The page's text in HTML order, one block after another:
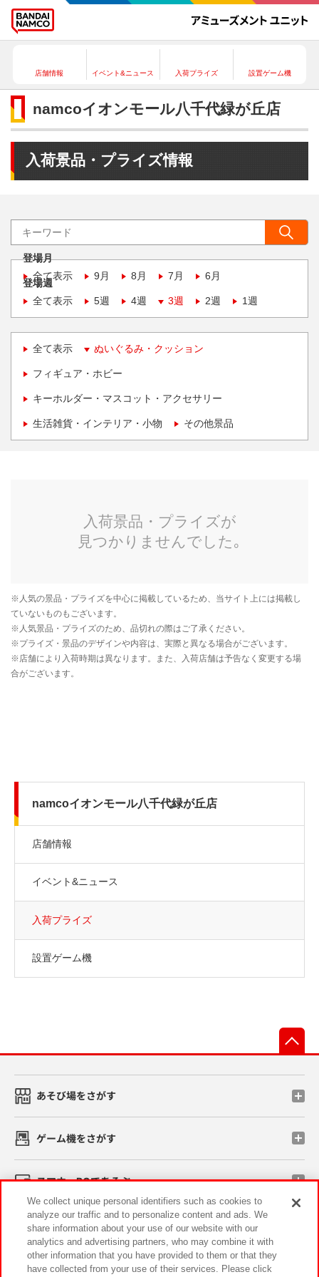
店舗情報 イベント&ニュース 入荷プライズ 設置ゲーム機
namcoイオンモール八千代緑が丘店
入荷景品・プライズ情報
登場月
全て表示
9月 8月 7月 6月
登場週
全て表示
5週 4週 3週 2週 1週
全て表示 ぬいぐるみ・クッション
フィギュア・ホビー
キーホルダー・マスコット・アクセサリー
生活雑貨・インテリア・小物 その他景品
namcoイオンモール八千代緑が丘店
店舗情報
イベント&ニュース
入荷プライズ
設置ゲーム機
あそび場をさがす
ゲーム機をさがす
スマホ・PCであそぶ
イベント・キャンペーン
We collect unique personal identifiers such as cookies to
analyze our traffic and to personalize content and ads. We
share information about your use of our website with our
analytics and advertising partners, who may combine it with
other information that you have provided to them or that they
have collected from your use of their services. Please click